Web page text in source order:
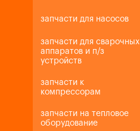
запчасти для насосов
запчасти для сварочных
аппаратов и п/з
устройств
запчасти к
компрессорам
запчасти на тепловое
оборудование